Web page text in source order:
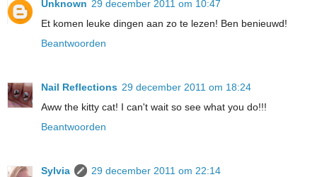
Unknown 29 december 2011 om 10:47
Et komen leuke dingen aan zo te lezen! Ben benieuwd!
Beantwoorden
Nail Reflections 29 december 2011 om 18:24
Aww the kitty cat! I can't wait so see what you do!!!
Beantwoorden
Sylvia
29 december 2011 om 22:14